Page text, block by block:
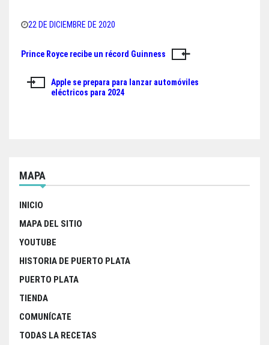
bo
ok
tt ts
pp
22 DE DICIEMBRE DE 2020
Navegación
de
Prince Royce recibe un récord Guinness
Apple se prepara para lanzar automóviles
eléctricos para 2024
MAPA
INICIO
MAPA DEL SITIO
YOUTUBE
HISTORIA DE PUERTO PLATA
PUERTO PLATA
TIENDA
COMUNÍCATE
TODAS LA RECETAS